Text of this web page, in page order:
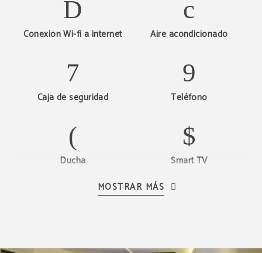
Conexión Wi-fi a internet Aire acondicionado
Caja de seguridad Teléfono
Ducha Smart TV
MOSTRAR MÁS